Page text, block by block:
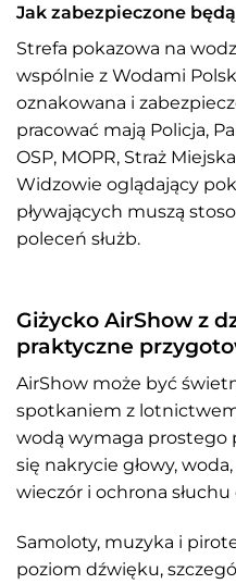
Jak zabezpieczone
Strefa pokazowa na
wspólnie z Wodami
oznakowana i
pracować mają Policja,
OSP, MOPR, Straż
Widzowie oglądający
pływających muszą
poleceń służb.
Giżycko AirShow z
praktyczne
AirShow może być
spotkaniem z
wodą wymaga prostego
się nakrycie głowy,
wieczór i ochrona słuchu
Samoloty, muzyka i
poziom dźwięku,